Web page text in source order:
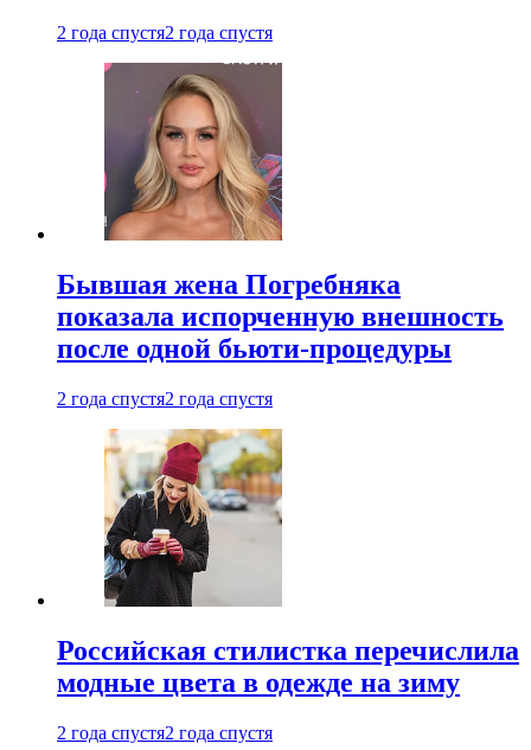
2 года спустя2 года спустя
Бывшая жена Погребняка
показала испорченную внешность
после одной бьюти-процедуры
2 года спустя2 года спустя
Российская стилистка перечислила
модные цвета в одежде на зиму
2 года спустя2 года спустя